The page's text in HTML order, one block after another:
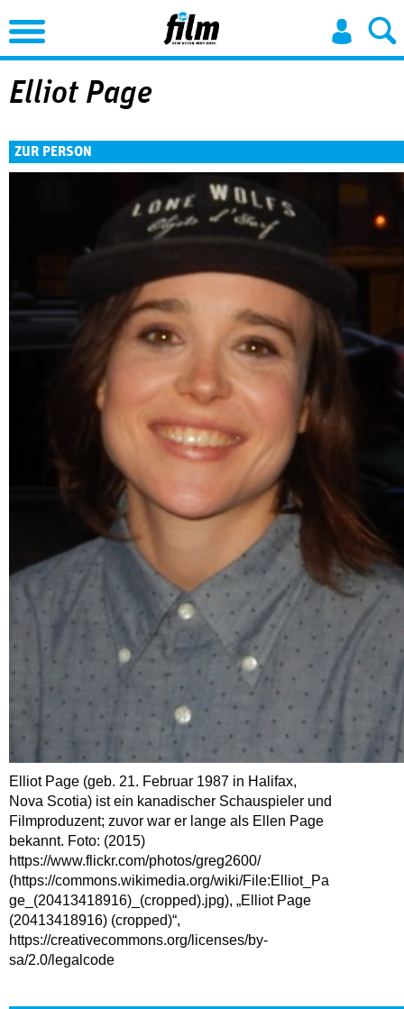
Jump to Navigation
Elliot Page
ZUR PERSON
Elliot Page (geb. 21. Februar 1987 in Halifax,
Nova Scotia) ist ein kanadischer Schauspieler und
Filmproduzent; zuvor war er lange als Ellen Page
bekannt. Foto: (2015)
https://www.flickr.com/photos/greg2600/
(https://commons.wikimedia.org/wiki/File:Elliot_Pa
ge_(20413418916)_(cropped).jpg), „Elliot Page
(20413418916) (cropped)“,
https://creativecommons.org/licenses/by-
sa/2.0/legalcode